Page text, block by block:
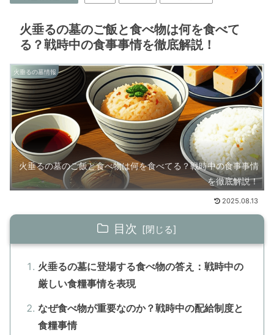
火垂るの墓のご飯と食べ物は何を食べて
る？戦時中の食事事情を徹底解説！
火垂るの墓情報
火垂るの墓のご飯と食べ物は何を食べてる？戦時中の食事事情
を徹底解説！
2025.08.13
目次
火垂るの墓に登場する食べ物の答え：戦時中の
厳しい食糧事情を表現
なぜ食べ物が重要なのか？戦時中の配給制度と
食糧事情